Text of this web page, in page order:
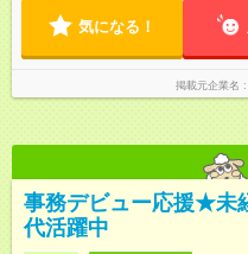
気になる！
掲載元企業名
事務デビュー応援★未
代活躍中